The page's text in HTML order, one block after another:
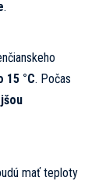
.
15 °C. Počas
mať teploty